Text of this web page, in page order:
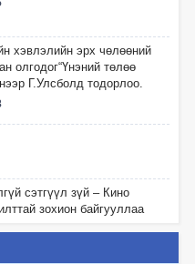
хэвлэлийн эрх чөлөөний
олгодог“Үнэний төлөө
Г.Улсболд тодорлоо.
сэтгүүл зүй – Кино
зохион байгууллаа